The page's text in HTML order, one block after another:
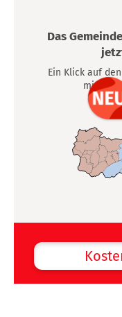
Das
Ein Klick auf